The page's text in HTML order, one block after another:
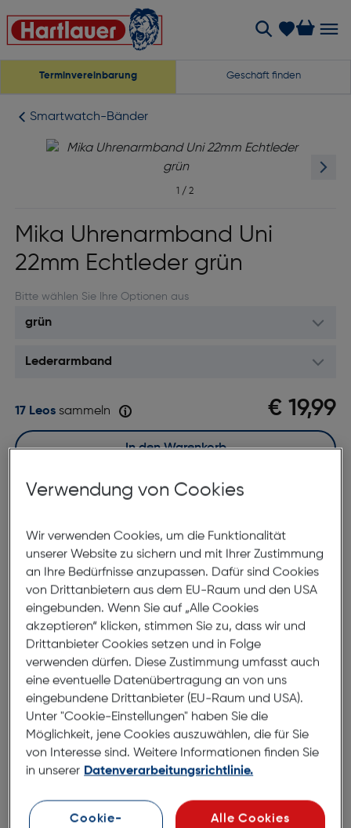
Terminvereinbarung Geschäft finden
Smartwatch-Bänder
1 / 2
Mika Uhrenarmband Uni
22mm Echtleder grün
Bitte wählen Sie Ihre Optionen aus
€ 19,99
17 Leossammeln
Sofort kaufen
In den Warenkorb
merken vergleichen
Lagernd | 6 bis 8 Werktage Lieferzeit
Nach Hause liefern
Selbstabholung in Verfügbarkeit prüfen
Produktbeschreibung
Mika Uhrenarmband Uni 22mm
Echtleder grün
ArtNr.: 590107971
Stylische Uhrenarmbänder von
Mika Jägerberg
Verwendung von Cookies
Wir verwenden Cookies, um die Funktionalität
unserer Website zu sichern und mit Ihrer Zustimmung
an Ihre Bedürfnisse anzupassen. Dafür sind Cookies
von Drittanbietern aus dem EU-Raum und den USA
eingebunden. Wenn Sie auf „Alle Cookies
akzeptieren“ klicken, stimmen Sie zu, dass wir und
Drittanbieter Cookies setzen und in Folge
verwenden dürfen. Diese Zustimmung umfasst auch
eine eventuelle Datenübertragung an von uns
eingebundene Drittanbieter (EU-Raum und USA).
Unter "Cookie-Einstellungen" haben Sie die
Möglichkeit, jene Cookies auszuwählen, die für Sie
von Interesse sind. Weitere Informationen finden Sie
in unserer Datenverarbeitungsrichtlinie.
Cookie-
Alle Cookies